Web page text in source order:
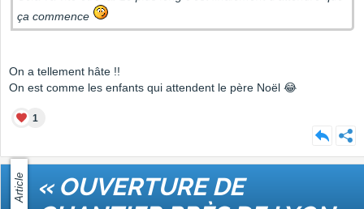
ça commence
On a tellement hâte !!
On est comme les enfants qui attendent le père Noël 😂
1
Article « OUVERTURE DE